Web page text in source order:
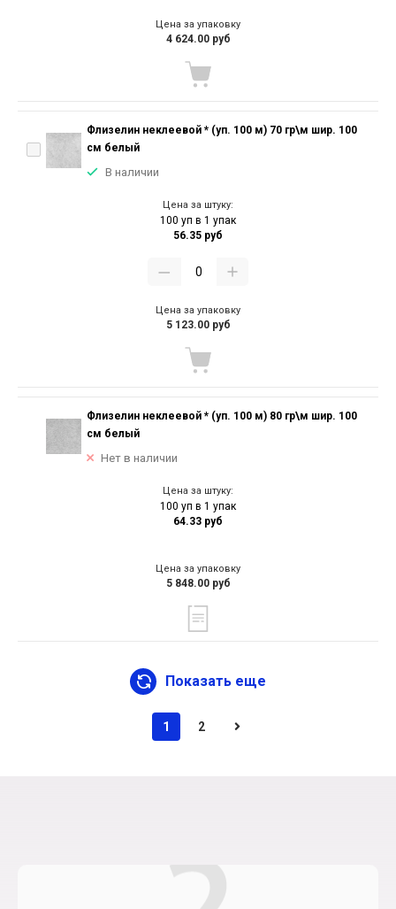
Цена за упаковку
4 624.00 руб
Флизелин неклеевой * (уп. 100 м) 70 гр\м шир. 100
см белый
В наличии
Цена за штуку:
100 уп в 1 упак
56.35 руб
Цена за упаковку
5 123.00 руб
Флизелин неклеевой * (уп. 100 м) 80 гр\м шир. 100
см белый
Нет в наличии
Цена за штуку:
100 уп в 1 упак
64.33 руб
Цена за упаковку
5 848.00 руб
Показать еще
1 2